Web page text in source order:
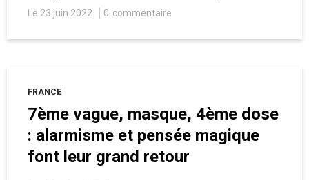
géants de l’industrie phytopharmaceutique. Ce
qui laisse craindre la possibilité de conflits
d’intérêts à venir sur la question sensible des
Le 23 juin 2022 0 commentaire
FRANCE
7ème vague, masque, 4ème dose
: alarmisme et pensée magique
font leur grand retour